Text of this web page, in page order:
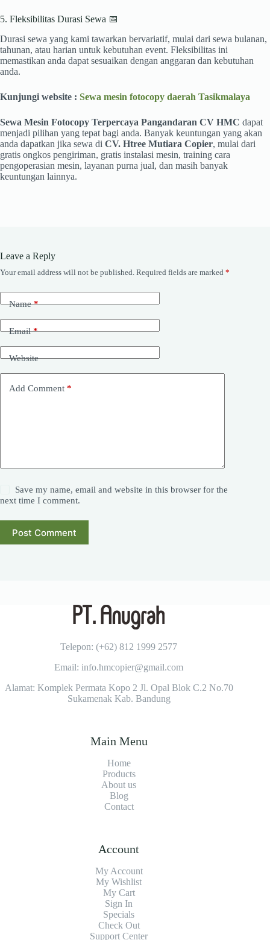
5. Fleksibilitas Durasi Sewa 📅
Durasi sewa yang kami tawarkan bervariatif, mulai dari sewa bulanan,
tahunan, atau harian untuk kebutuhan event. Fleksibilitas ini
memastikan anda dapat sesuaikan dengan anggaran dan kebutuhan
anda.
Kunjungi website : Sewa mesin fotocopy daerah Tasikmalaya
Sewa Mesin Fotocopy Terpercaya Pangandaran CV HMC dapat
menjadi pilihan yang tepat bagi anda. Banyak keuntungan yang akan
anda dapatkan jika sewa di CV. Htree Mutiara Copier, mulai dari
gratis ongkos pengiriman, gratis instalasi mesin, training cara
pengoperasian mesin, layanan purna jual, dan masih banyak
keuntungan lainnya.
Leave a Reply
Your email address will not be published. Required fields are marked *
Name*
Email*
Website
Add Comment *
Save my name, email and website in this browser for the
next time I comment.
Post Comment
Telepon: (+62) 812 1999 2577
Email: info.hmcopier@gmail.com
Alamat: Komplek Permata Kopo 2 Jl. Opal Blok C.2 No.70
Sukamenak Kab. Bandung
Main Menu
Home
Products
About us
Blog
Contact
Account
My Account
My Wishlist
My Cart
Sign In
Specials
Check Out
Support Center